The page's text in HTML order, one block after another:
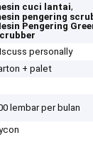
cuci lantai,
pengering
Pengering
personally
+ palet
lembar per bulan